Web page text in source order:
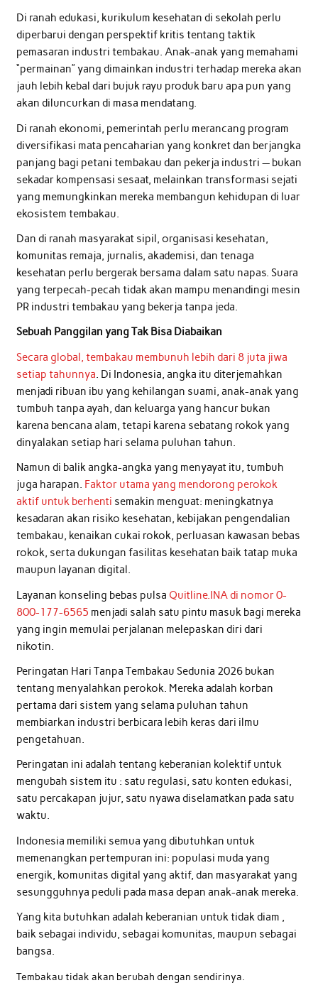
Di ranah edukasi, kurikulum kesehatan di sekolah perlu
diperbarui dengan perspektif kritis tentang taktik
pemasaran industri tembakau. Anak-anak yang memahami
“permainan” yang dimainkan industri terhadap mereka akan
jauh lebih kebal dari bujuk rayu produk baru apa pun yang
akan diluncurkan di masa mendatang.
Di ranah ekonomi, pemerintah perlu merancang program
diversifikasi mata pencaharian yang konkret dan berjangka
panjang bagi petani tembakau dan pekerja industri — bukan
sekadar kompensasi sesaat, melainkan transformasi sejati
yang memungkinkan mereka membangun kehidupan di luar
ekosistem tembakau.
Dan di ranah masyarakat sipil, organisasi kesehatan,
komunitas remaja, jurnalis, akademisi, dan tenaga
kesehatan perlu bergerak bersama dalam satu napas. Suara
yang terpecah-pecah tidak akan mampu menandingi mesin
PR industri tembakau yang bekerja tanpa jeda.
Sebuah Panggilan yang Tak Bisa Diabaikan
Secara global, tembakau membunuh lebih dari 8 juta jiwa
setiap tahunnya. Di Indonesia, angka itu diterjemahkan
menjadi ribuan ibu yang kehilangan suami, anak-anak yang
tumbuh tanpa ayah, dan keluarga yang hancur bukan
karena bencana alam, tetapi karena sebatang rokok yang
dinyalakan setiap hari selama puluhan tahun.
Namun di balik angka-angka yang menyayat itu, tumbuh
juga harapan. Faktor utama yang mendorong perokok
aktif untuk berhenti semakin menguat: meningkatnya
kesadaran akan risiko kesehatan, kebijakan pengendalian
tembakau, kenaikan cukai rokok, perluasan kawasan bebas
rokok, serta dukungan fasilitas kesehatan baik tatap muka
maupun layanan digital.
Layanan konseling bebas pulsa Quitline.INA di nomor 0-
800-177-6565 menjadi salah satu pintu masuk bagi mereka
yang ingin memulai perjalanan melepaskan diri dari
nikotin.
Peringatan Hari Tanpa Tembakau Sedunia 2026 bukan
tentang menyalahkan perokok. Mereka adalah korban
pertama dari sistem yang selama puluhan tahun
membiarkan industri berbicara lebih keras dari ilmu
pengetahuan.
Peringatan ini adalah tentang keberanian kolektif untuk
mengubah sistem itu : satu regulasi, satu konten edukasi,
satu percakapan jujur, satu nyawa diselamatkan pada satu
waktu.
Indonesia memiliki semua yang dibutuhkan untuk
memenangkan pertempuran ini: populasi muda yang
energik, komunitas digital yang aktif, dan masyarakat yang
sesungguhnya peduli pada masa depan anak-anak mereka.
Yang kita butuhkan adalah keberanian untuk tidak diam ,
baik sebagai individu, sebagai komunitas, maupun sebagai
bangsa.
Tembakau tidak akan berubah dengan sendirinya.